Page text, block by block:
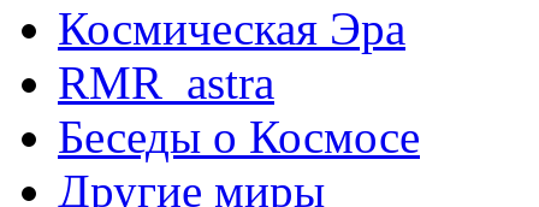
Космическая Эра
RMR_astra
Беседы о Космосе
Другие миры